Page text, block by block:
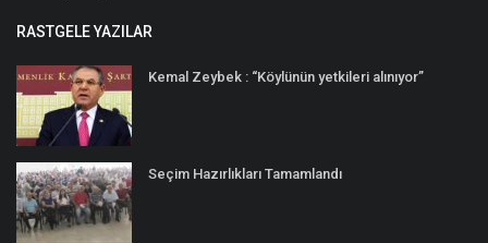
RASTGELE YAZILAR
Kemal Zeybek : “Köylünün yetkileri alınıyor”
Seçim Hazırlıkları Tamamlandı